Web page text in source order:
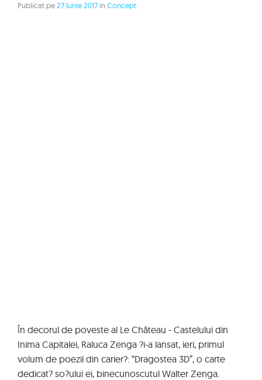
Publicat pe27 Iunie 2017 inConcept
În decorul de poveste al Le Château - Castelului din
Inima Capitalei, Raluca Zenga ?i-a lansat, ieri, primul
volum de poezii din carier?: “Dragostea 3D”, o carte
dedicat? so?ului ei, binecunoscutul Walter Zenga.